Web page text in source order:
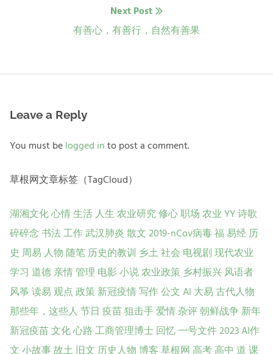
Next Post
Next
有善心，有善行，自然有善果
Leave a Reply
You must belogged into post a comment.
草根网文章标签（TagCloud）
湖湘文化心情生活人生农业研究修心职场农业YY诗歌
碎碎念书法工作武汉肺炎散文2019-nCov病毒福易经历
史 周易人物随笔历史的教训 乡土社会 电视剧现代农业
学习 道德亲情管理电影小说农业政策乡村振兴风语者
风筝读易观点政策新冠疫情写作公文AI 大易古代人物
那些年，这些人节日 疫苗狙击手爱情杂评朝鲜战争新年
新冠疫苗文化心路工商管理博士回忆一号文件2023AI作
文小故事故土旧文 历史人物博客草根网高考高中 道课